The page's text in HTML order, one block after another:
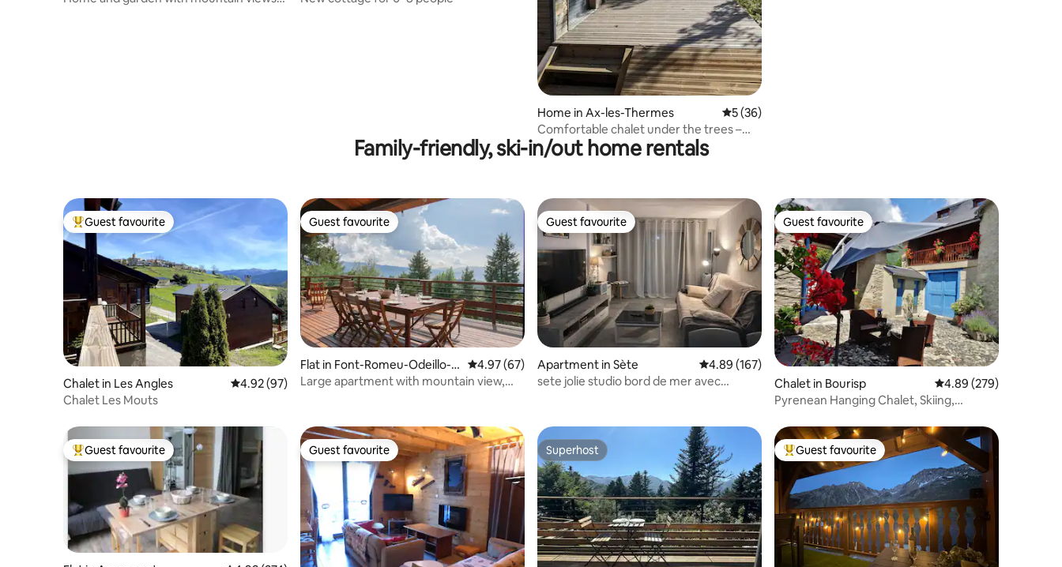
Home in Ax-les-Thermes 5 out of 5 average rating, 36 reviews
5 (36)
Comfortable chalet under the trees –
mountain view
Family-friendly, ski-in/out home rentals
Top guest favourite
Guest favourite
Chalet in Les Angles 4.92 out of 5 average rating, 97 reviews
4.92 (97)
Chalet Les Mouts
Guest favourite
Guest favourite
Flat in Font-Romeu-Odeillo-Vi
a
4.97 out of 5 average rating, 67 reviews
4.97 (67)
Large apartment with mountain view,
Guest favourite
Guest favourite
Apartment in Sète 4.89 out of 5 average rating, 167 reviews
4.89 (167)
sete jolie studio bord de mer avec
Guest favourite
Guest favourite
Chalet in Bourisp 4.89 out of 5 average
4.89 (279)
Pyrenean Hanging Chalet, Skiing,
Top guest favourite
Guest favourite Guest favourite
Guest favourite Superhost
Superhost Top guest favourite
Guest favourite